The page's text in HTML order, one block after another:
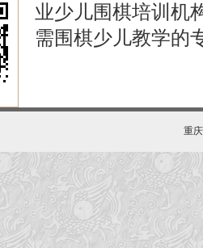
业少儿围棋培训机
需围棋少儿教学的
重